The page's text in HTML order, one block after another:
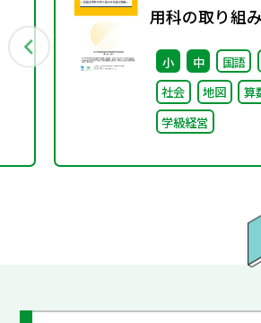
用科の取り組
野編～
小 中 国語
社会
地図
算
学級経営